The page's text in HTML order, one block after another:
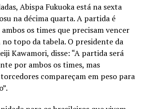
Abispa Fukuoka está na sexta
na décima quarta. A partida é
os times que precisam vencer
topo da tabela. O presidente da
Kawamori, disse: “A partida será
por ambos os times, mas
compareçam em peso para